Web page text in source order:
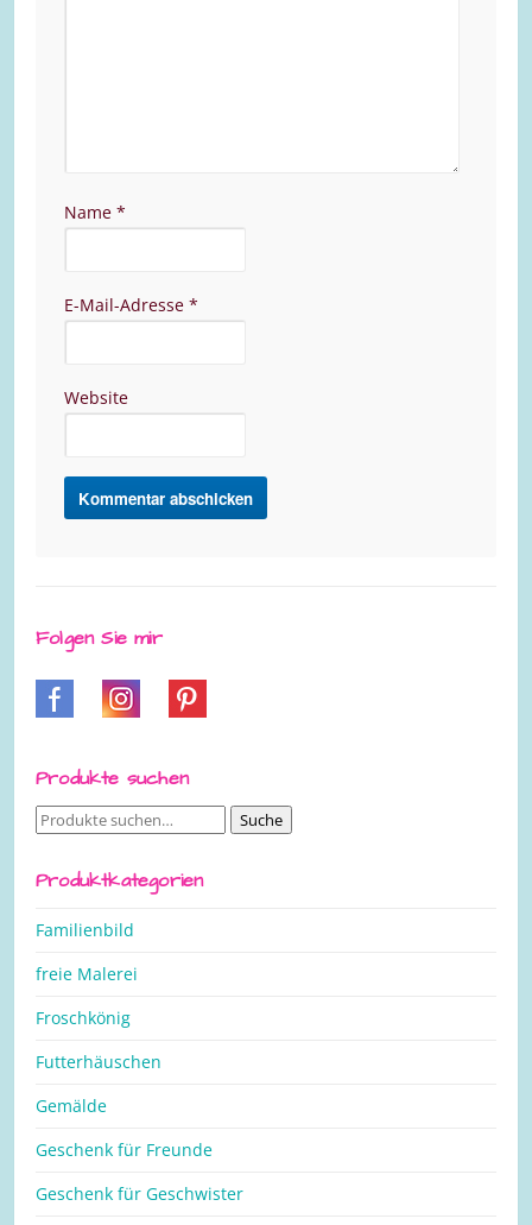
Name *
E-Mail-Adresse *
Website
Folgen Sie mir
Produkte suchen
Suche
Suche
Produktkategorien
Familienbild
freie Malerei
Froschkönig
Futterhäuschen
Gemälde
Geschenk für Freunde
Geschenk für Geschwister